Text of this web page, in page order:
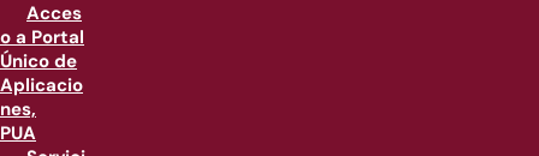
Acces
o a Portal
Único de
Aplicacio
nes,
PUA